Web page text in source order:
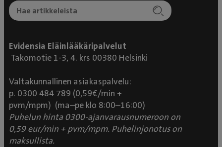
Evidensia Eläinlääkäripalvelut
Takomotie 1-3, 4. krs 00380 Helsinki
Valtakunnallinen asiakaspalvelu:
p. 0300 484 789 (0,59€/min +
pvm/mpm) (ma–pe klo 8:00–16:00)
Puhelun hinta 0300-ajanvarausnumeroon on
0,59 eur/min + pvm/mpm. Puhelinjonotus on
maksullista.